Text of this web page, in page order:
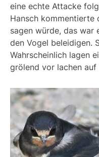
eine echte Attacke
Hansch kommentierte
sagen würde, das war
den Vogel beleidigen.
Wahrscheinlich lagen
grölend vor lachen auf